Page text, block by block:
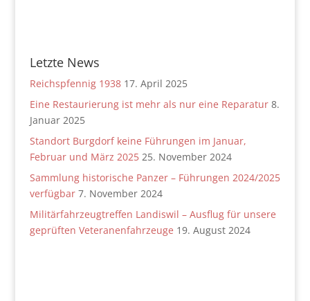
Letzte News
Reichspfennig 1938 17. April 2025
Eine Restaurierung ist mehr als nur eine Reparatur 8.
Januar 2025
Standort Burgdorf keine Führungen im Januar,
Februar und März 2025 25. November 2024
Sammlung historische Panzer – Führungen 2024/2025
verfügbar 7. November 2024
Militärfahrzeugtreffen Landiswil – Ausflug für unsere
geprüften Veteranenfahrzeuge 19. August 2024